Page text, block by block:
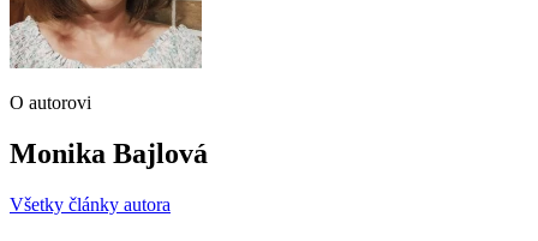
O autorovi
Monika Bajlová
Všetky články autora